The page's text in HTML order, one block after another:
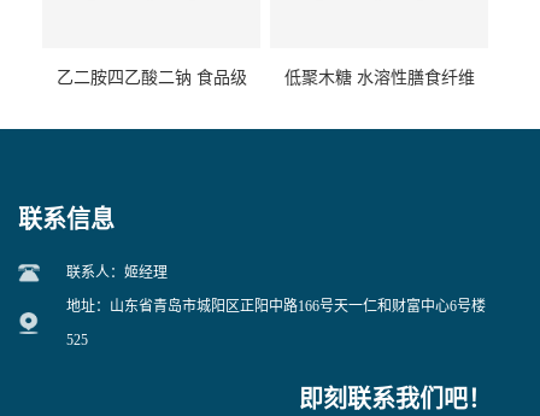
乙二胺四乙酸二钠 食品级
低聚木糖 水溶性膳食纤维
联系信息
联系人：姬经理
地址：山东省青岛市城阳区正阳中路166号天一仁和财富中心6号楼
525
即刻联系我们吧！